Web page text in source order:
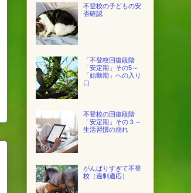
不登校の子どもの安
否確認
「不登校回復段階
「安定期」その5～
「始動期」への入り
口
不登校の回復段階
「安定期」その３～
生活習慣の崩れ
がんばりすぎて不登
校（過剰適応）